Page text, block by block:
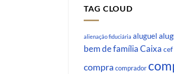
TAG CLOUD
alienação fiduciária aluguel
bem de família Caixa cef
compra comprador